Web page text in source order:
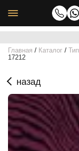
Главная / Каталог / Тип
17212
назад